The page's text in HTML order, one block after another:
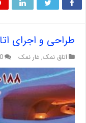
طراحی و اجرای
اتاق نمک, غار نمک 0